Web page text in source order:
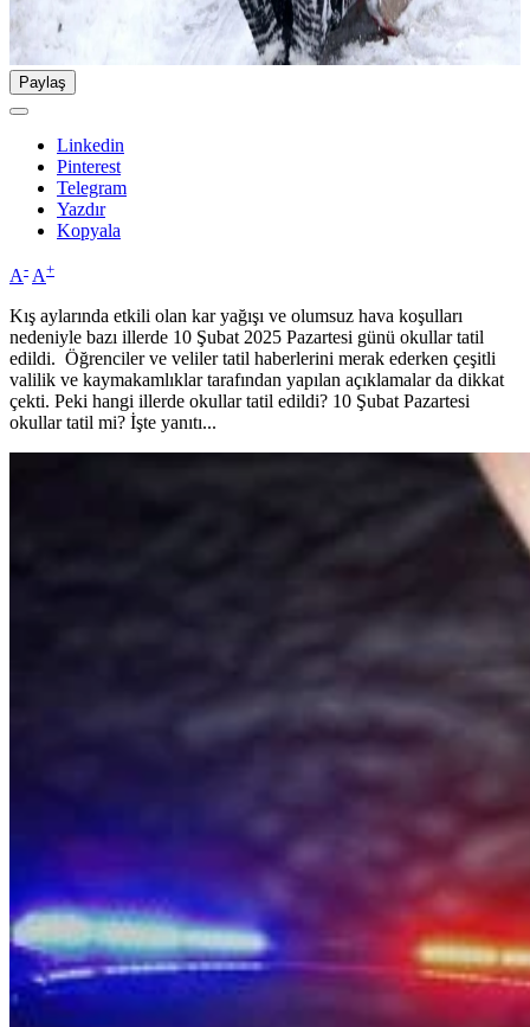
Paylaş
Linkedin
Pinterest
Telegram
Yazdır
Kopyala
A- A+
Kış aylarında etkili olan kar yağışı ve olumsuz hava koşulları
nedeniyle bazı illerde 10 Şubat 2025 Pazartesi günü okullar tatil
edildi. Öğrenciler ve veliler tatil haberlerini merak ederken çeşitli
valilik ve kaymakamlıklar tarafından yapılan açıklamalar da dikkat
çekti. Peki hangi illerde okullar tatil edildi? 10 Şubat Pazartesi
okullar tatil mi? İşte yanıtı...